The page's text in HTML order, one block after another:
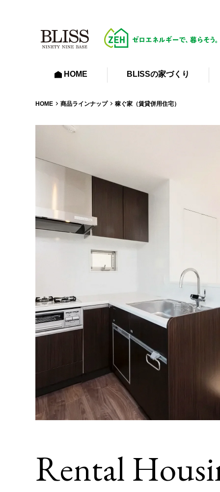
HOME BLISSの家づくり
HOME 商品ラインナップ 稼ぐ家（賃貸併用住宅）
Rental